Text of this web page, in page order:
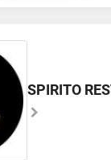
SPIRITO